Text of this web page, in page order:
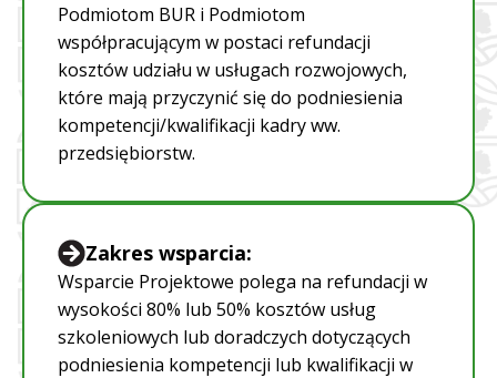
Podmiotom BUR i Podmiotom
współpracującym w postaci refundacji
kosztów udziału w usługach rozwojowych,
które mają przyczynić się do podniesienia
kompetencji/kwalifikacji kadry ww.
przedsiębiorstw.
Zakres wsparcia:
Wsparcie Projektowe polega na refundacji w
wysokości 80% lub 50% kosztów usług
szkoleniowych lub doradczych dotyczących
podniesienia kompetencji lub kwalifikacji w